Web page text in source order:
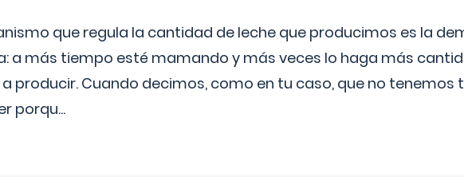
que regula la cantidad de leche que producimos es la
a más tiempo esté mamando y más veces lo haga más
producir. Cuando decimos, como en tu caso, que no tenemos
porqu...